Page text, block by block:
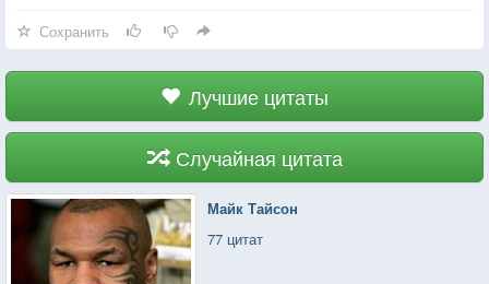
в космофлоте такие смельчаки на его памяти
нашлись только единожды, и в процессе
заполнения вызвали два истерических припадка,
инсульт и дьявола.
Сохранить
Лучшие цитаты
Случайная цитата
Майк Тайсон
77 цитат